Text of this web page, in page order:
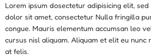
Lorem ipsum dosectetur adipisicing elit, sed
dolor sit amet, consectetur Nulla fringilla
congue. Mauris elementum accumsan leo
cursus nisl aliquam. Aliquam et elit eu nunc
at felis.